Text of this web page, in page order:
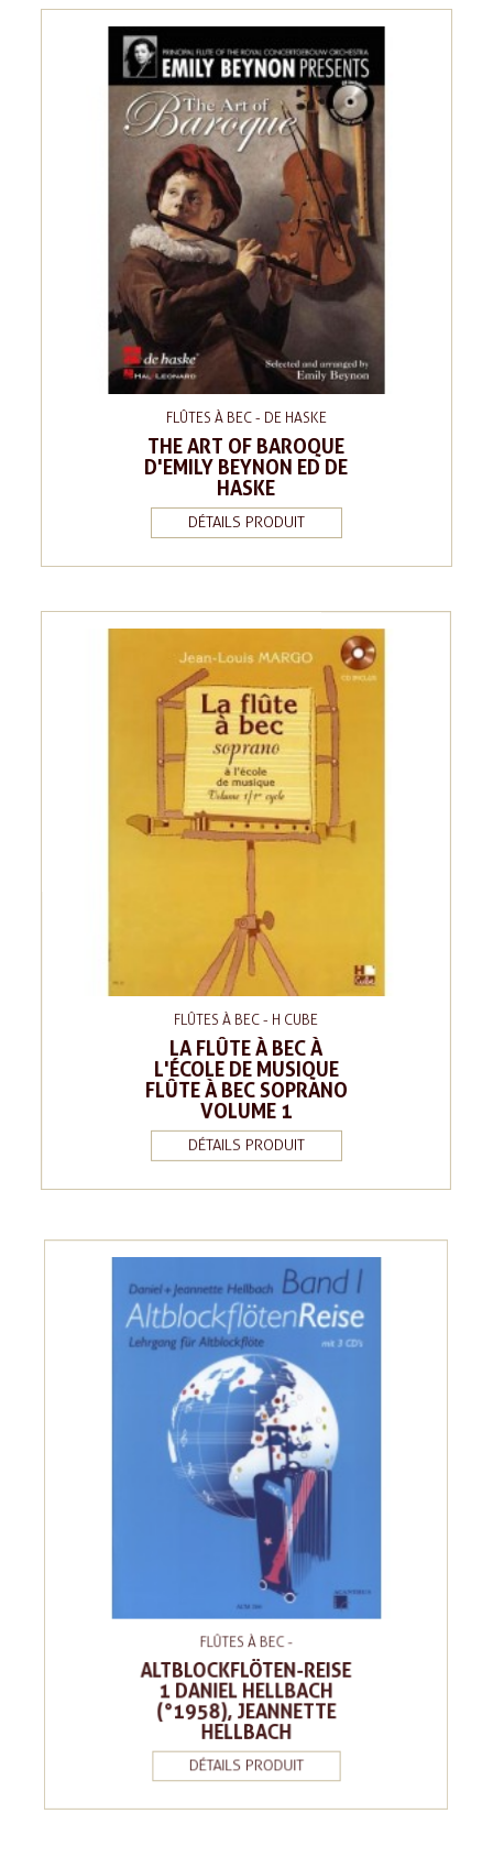
FLÛTES À BEC - DE HASKE
THE ART OF BAROQUE
D'EMILY BEYNON ED DE
HASKE
DÉTAILS PRODUIT
FLÛTES À BEC - H CUBE
LA FLÛTE À BEC À
L'ÉCOLE DE MUSIQUE
FLÛTE À BEC SOPRANO
VOLUME 1
DÉTAILS PRODUIT
FLÛTES À BEC -
ALTBLOCKFLÖTEN-REISE
1 DANIEL HELLBACH
(°1958), JEANNETTE
HELLBACH
DÉTAILS PRODUIT